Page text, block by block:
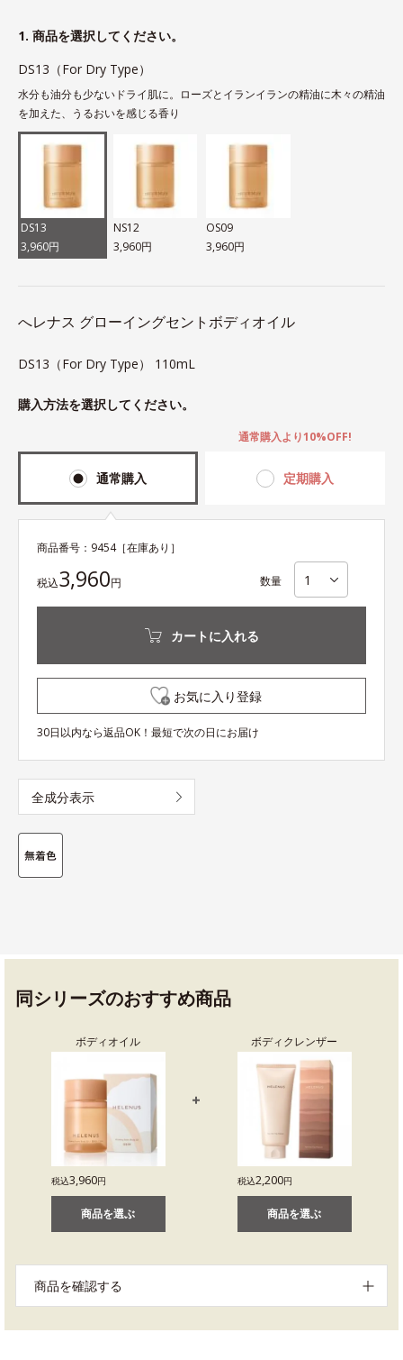
1. 商品を選択してください。
DS13（For Dry Type）
水分も油分も少ないドライ肌に。ローズとイランイランの精油に木々の精油
を加えた、うるおいを感じる香り
DS13
3,960円
NS12
3,960円
OS09
3,960円
へレナス グローイングセントボディオイル
DS13（For Dry Type） 110mL
購入方法を選択してください。
通常購入 定期購入
通常購入より10%OFF!
商品番号： 9454［在庫あり］
税込3,960円 数量
カートに入れる
お気に入り登録
30日以内なら返品OK！最短で次の日にお届け
全成分表示
同シリーズのおすすめ商品
ボディオイル
税込3,960円
商品を選ぶ
ボディクレンザー
税込2,200円
商品を選ぶ
商品を確認する